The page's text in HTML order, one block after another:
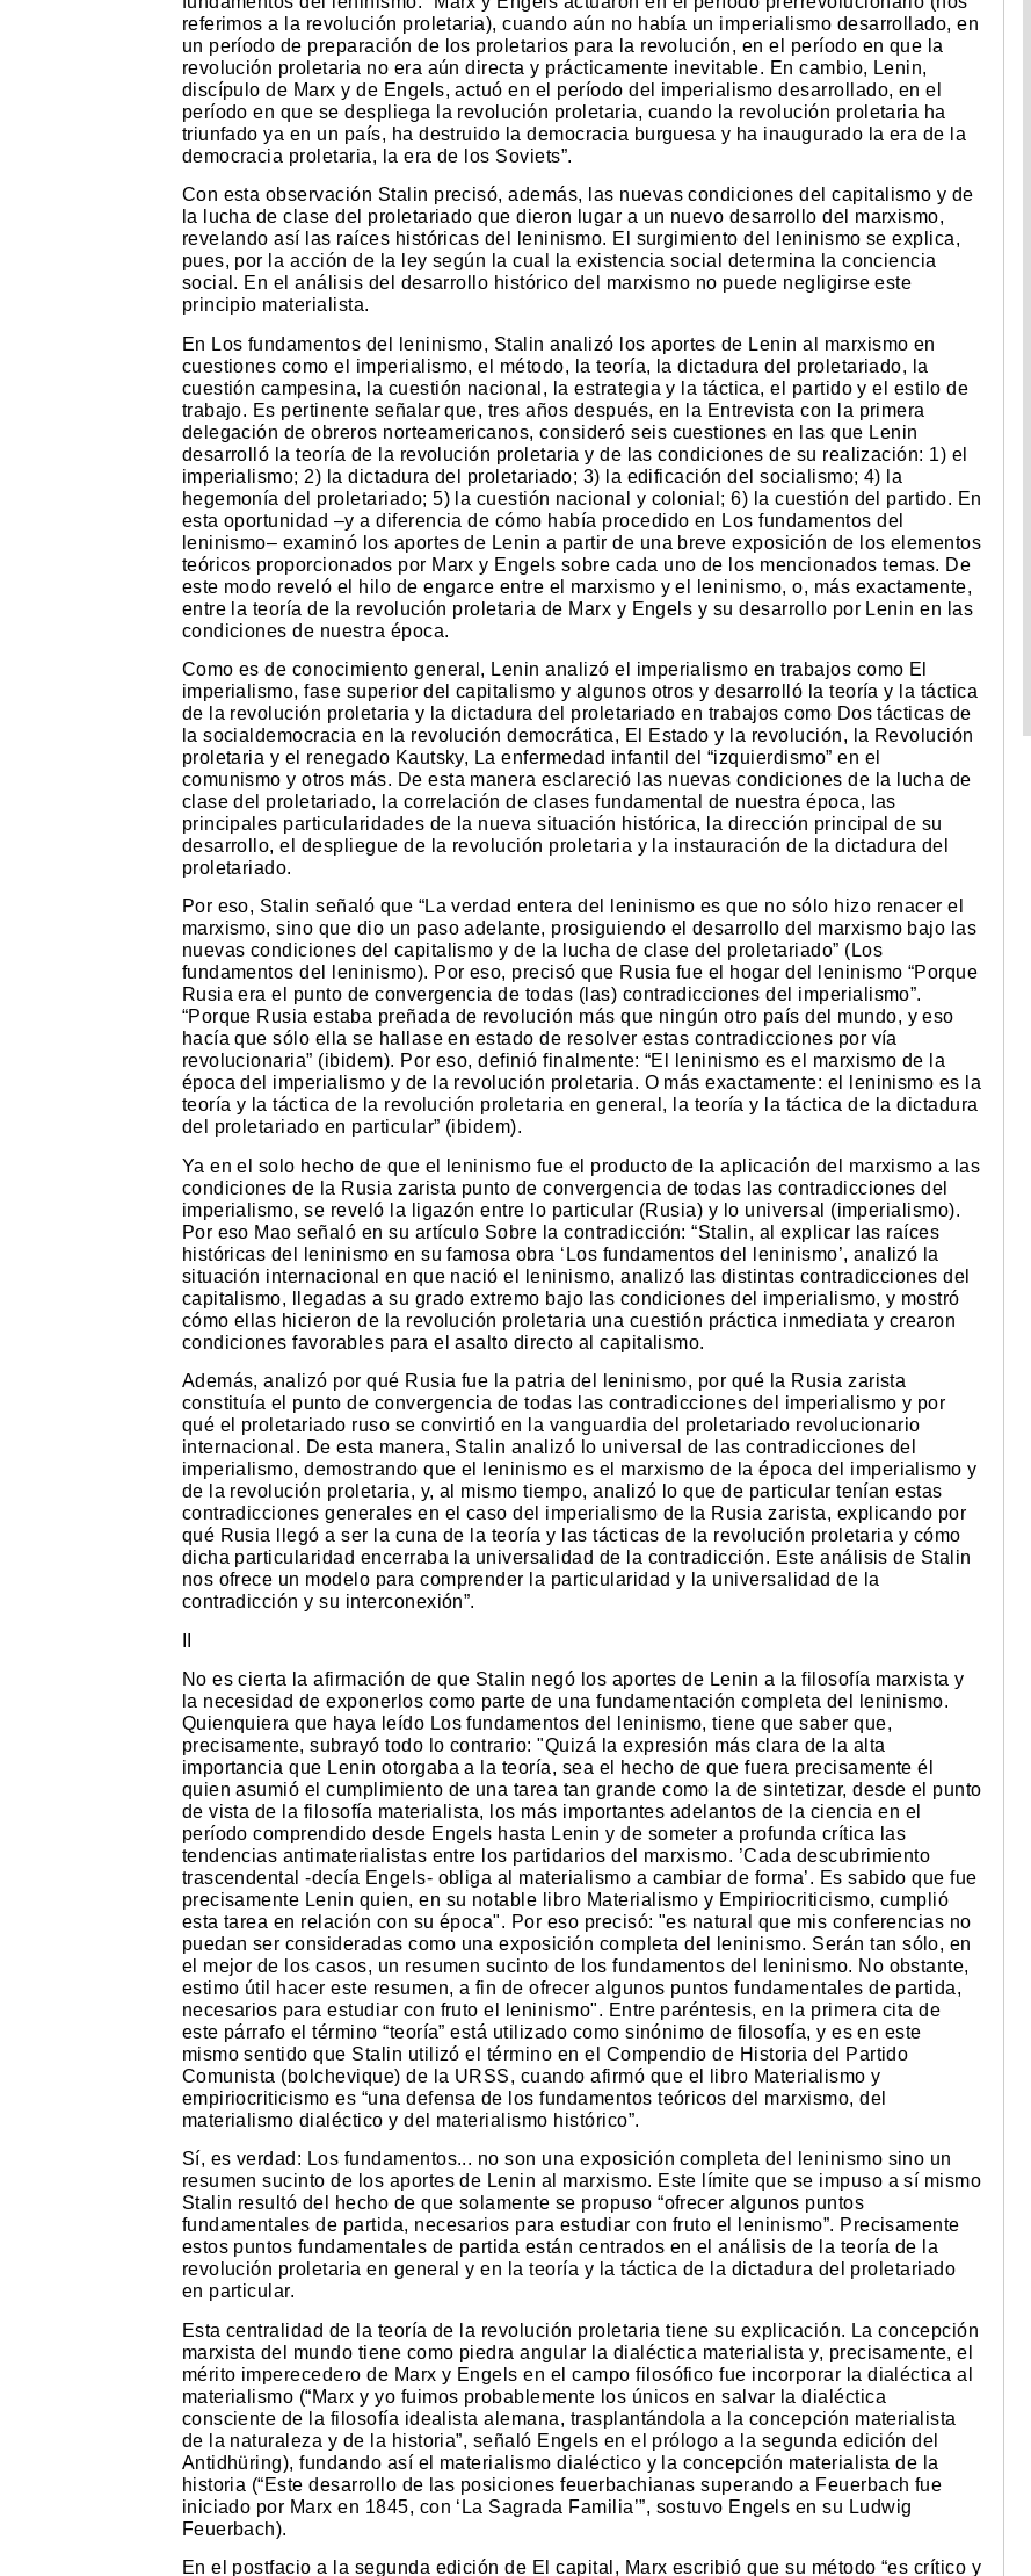
referimos a la revolución proletaria), cuando aún no había un imperialismo desarrollado, en
un período de preparación de los proletarios para la revolución, en el período en que la
revolución proletaria no era aún directa y prácticamente inevitable. En cambio, Lenin,
discípulo de Marx y de Engels, actuó en el período del imperialismo desarrollado, en el
período en que se despliega la revolución proletaria, cuando la revolución proletaria ha
triunfado ya en un país, ha destruido la democracia burguesa y ha inaugurado la era de la
democracia proletaria, la era de los Soviets”.
Con esta observación Stalin precisó, además, las nuevas condiciones del capitalismo y de
la lucha de clase del proletariado que dieron lugar a un nuevo desarrollo del marxismo,
revelando así las raíces históricas del leninismo. El surgimiento del leninismo se explica,
pues, por la acción de la ley según la cual la existencia social determina la conciencia
social. En el análisis del desarrollo histórico del marxismo no puede negligirse este
principio materialista.
En Los fundamentos del leninismo, Stalin analizó los aportes de Lenin al marxismo en
cuestiones como el imperialismo, el método, la teoría, la dictadura del proletariado, la
cuestión campesina, la cuestión nacional, la estrategia y la táctica, el partido y el estilo de
trabajo. Es pertinente señalar que, tres años después, en la Entrevista con la primera
delegación de obreros norteamericanos, consideró seis cuestiones en las que Lenin
desarrolló la teoría de la revolución proletaria y de las condiciones de su realización: 1) el
imperialismo; 2) la dictadura del proletariado; 3) la edificación del socialismo; 4) la
hegemonía del proletariado; 5) la cuestión nacional y colonial; 6) la cuestión del partido. En
esta oportunidad –y a diferencia de cómo había procedido en Los fundamentos del
leninismo– examinó los aportes de Lenin a partir de una breve exposición de los elementos
teóricos proporcionados por Marx y Engels sobre cada uno de los mencionados temas. De
este modo reveló el hilo de engarce entre el marxismo y el leninismo, o, más exactamente,
entre la teoría de la revolución proletaria de Marx y Engels y su desarrollo por Lenin en las
condiciones de nuestra época.
Como es de conocimiento general, Lenin analizó el imperialismo en trabajos como El
imperialismo, fase superior del capitalismo y algunos otros y desarrolló la teoría y la táctica
de la revolución proletaria y la dictadura del proletariado en trabajos como Dos tácticas de
la socialdemocracia en la revolución democrática, El Estado y la revolución, la Revolución
proletaria y el renegado Kautsky, La enfermedad infantil del “izquierdismo” en el
comunismo y otros más. De esta manera esclareció las nuevas condiciones de la lucha de
clase del proletariado, la correlación de clases fundamental de nuestra época, las
principales particularidades de la nueva situación histórica, la dirección principal de su
desarrollo, el despliegue de la revolución proletaria y la instauración de la dictadura del
proletariado.
Por eso, Stalin señaló que “La verdad entera del leninismo es que no sólo hizo renacer el
marxismo, sino que dio un paso adelante, prosiguiendo el desarrollo del marxismo bajo las
nuevas condiciones del capitalismo y de la lucha de clase del proletariado” (Los
fundamentos del leninismo). Por eso, precisó que Rusia fue el hogar del leninismo “Porque
Rusia era el punto de convergencia de todas (las) contradicciones del imperialismo”.
“Porque Rusia estaba preñada de revolución más que ningún otro país del mundo, y eso
hacía que sólo ella se hallase en estado de resolver estas contradicciones por vía
revolucionaria” (ibidem). Por eso, definió finalmente: “El leninismo es el marxismo de la
época del imperialismo y de la revolución proletaria. O más exactamente: el leninismo es la
teoría y la táctica de la revolución proletaria en general, la teoría y la táctica de la dictadura
del proletariado en particular” (ibidem).
Ya en el solo hecho de que el leninismo fue el producto de la aplicación del marxismo a las
condiciones de la Rusia zarista punto de convergencia de todas las contradicciones del
imperialismo, se reveló la ligazón entre lo particular (Rusia) y lo universal (imperialismo).
Por eso Mao señaló en su artículo Sobre la contradicción: “Stalin, al explicar las raíces
históricas del leninismo en su famosa obra ‘Los fundamentos del leninismo’, analizó la
situación internacional en que nació el leninismo, analizó las distintas contradicciones del
capitalismo, llegadas a su grado extremo bajo las condiciones del imperialismo, y mostró
cómo ellas hicieron de la revolución proletaria una cuestión práctica inmediata y crearon
condiciones favorables para el asalto directo al capitalismo.
Además, analizó por qué Rusia fue la patria del leninismo, por qué la Rusia zarista
constituía el punto de convergencia de todas las contradicciones del imperialismo y por
qué el proletariado ruso se convirtió en la vanguardia del proletariado revolucionario
internacional. De esta manera, Stalin analizó lo universal de las contradicciones del
imperialismo, demostrando que el leninismo es el marxismo de la época del imperialismo y
de la revolución proletaria, y, al mismo tiempo, analizó lo que de particular tenían estas
contradicciones generales en el caso del imperialismo de la Rusia zarista, explicando por
qué Rusia llegó a ser la cuna de la teoría y las tácticas de la revolución proletaria y cómo
dicha particularidad encerraba la universalidad de la contradicción. Este análisis de Stalin
nos ofrece un modelo para comprender la particularidad y la universalidad de la
contradicción y su interconexión”.
No es cierta la afirmación de que Stalin negó los aportes de Lenin a la filosofía marxista y
la necesidad de exponerlos como parte de una fundamentación completa del leninismo.
Quienquiera que haya leído Los fundamentos del leninismo, tiene que saber que,
precisamente, subrayó todo lo contrario: "Quizá la expresión más clara de la alta
importancia que Lenin otorgaba a la teoría, sea el hecho de que fuera precisamente él
quien asumió el cumplimiento de una tarea tan grande como la de sintetizar, desde el punto
de vista de la filosofía materialista, los más importantes adelantos de la ciencia en el
período comprendido desde Engels hasta Lenin y de someter a profunda crítica las
tendencias antimaterialistas entre los partidarios del marxismo. ’Cada descubrimiento
trascendental -decía Engels- obliga al materialismo a cambiar de forma’. Es sabido que fue
precisamente Lenin quien, en su notable libro Materialismo y Empiriocriticismo, cumplió
esta tarea en relación con su época". Por eso precisó: "es natural que mis conferencias no
puedan ser consideradas como una exposición completa del leninismo. Serán tan sólo, en
el mejor de los casos, un resumen sucinto de los fundamentos del leninismo. No obstante,
estimo útil hacer este resumen, a fin de ofrecer algunos puntos fundamentales de partida,
necesarios para estudiar con fruto el leninismo". Entre paréntesis, en la primera cita de
este párrafo el término “teoría” está utilizado como sinónimo de filosofía, y es en este
mismo sentido que Stalin utilizó el término en el Compendio de Historia del Partido
Comunista (bolchevique) de la URSS, cuando afirmó que el libro Materialismo y
empiriocriticismo es “una defensa de los fundamentos teóricos del marxismo, del
materialismo dialéctico y del materialismo histórico”.
Sí, es verdad: Los fundamentos... no son una exposición completa del leninismo sino un
resumen sucinto de los aportes de Lenin al marxismo. Este límite que se impuso a sí mismo
Stalin resultó del hecho de que solamente se propuso “ofrecer algunos puntos
fundamentales de partida, necesarios para estudiar con fruto el leninismo”. Precisamente
estos puntos fundamentales de partida están centrados en el análisis de la teoría de la
revolución proletaria en general y en la teoría y la táctica de la dictadura del proletariado
en particular.
Esta centralidad de la teoría de la revolución proletaria tiene su explicación. La concepción
marxista del mundo tiene como piedra angular la dialéctica materialista y, precisamente, el
mérito imperecedero de Marx y Engels en el campo filosófico fue incorporar la dialéctica al
materialismo (“Marx y yo fuimos probablemente los únicos en salvar la dialéctica
consciente de la filosofía idealista alemana, trasplantándola a la concepción materialista
de la naturaleza y de la historia”, señaló Engels en el prólogo a la segunda edición del
Antidhüring), fundando así el materialismo dialéctico y la concepción materialista de la
historia (“Este desarrollo de las posiciones feuerbachianas superando a Feuerbach fue
iniciado por Marx en 1845, con ‘La Sagrada Familia’”, sostuvo Engels en su Ludwig
Feuerbach).
En el postfacio a la segunda edición de El capital, Marx escribió que su método “es crítico y